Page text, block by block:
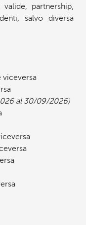
partnership,
salvo diversa
viceversa
al 30/09/2026)